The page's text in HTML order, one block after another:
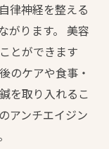
律神経を整える
がります。 美容
とができます
のケアや食事・
を取り入れるこ
アンチエイジン